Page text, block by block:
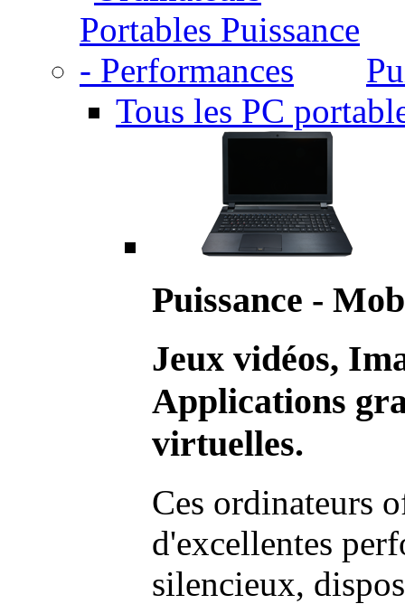
Tous les PC
Puissance -
Jeux vidéos,
Applications
virtuelles.
Ces ordinateurs
d'excellentes
silencieux,